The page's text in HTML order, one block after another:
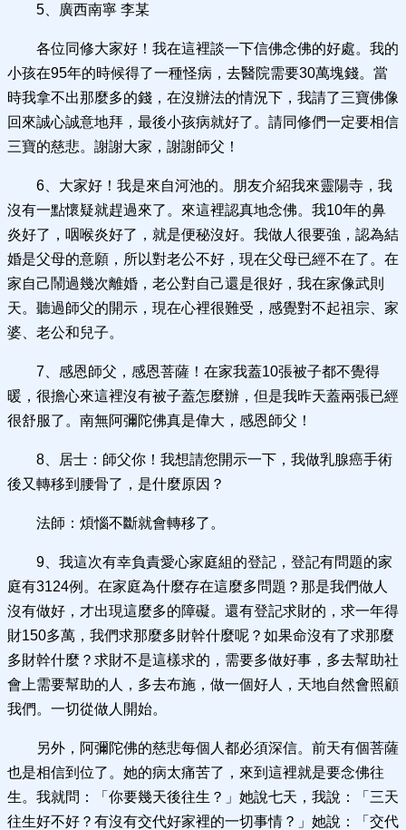
5、廣西南寧 李某
各位同修大家好！我在這裡談一下信佛念佛的好處。我的
小孩在95年的時候得了一種怪病，去醫院需要30萬塊錢。當
時我拿不出那麼多的錢，在沒辦法的情況下，我請了三寶佛像
回來誠心誠意地拜，最後小孩病就好了。請同修們一定要相信
三寶的慈悲。謝謝大家，謝謝師父！
6、大家好！我是來自河池的。朋友介紹我來靈陽寺，我
沒有一點懷疑就趕過來了。來這裡認真地念佛。我10年的鼻
炎好了，咽喉炎好了，就是便秘沒好。我做人很要強，認為結
婚是父母的意願，所以對老公不好，現在父母已經不在了。在
家自己鬧過幾次離婚，老公對自己還是很好，我在家像武則
天。聽過師父的開示，現在心裡很難受，感覺對不起祖宗、家
婆、老公和兒子。
7、感恩師父，感恩菩薩！在家我蓋10張被子都不覺得
暖，很擔心來這裡沒有被子蓋怎麼辦，但是我昨天蓋兩張已經
很舒服了。南無阿彌陀佛真是偉大，感恩師父！
8、居士：師父你！我想請您開示一下，我做乳腺癌手術
後又轉移到腰骨了，是什麼原因？
法師：煩惱不斷就會轉移了。
9、我這次有幸負責愛心家庭組的登記，登記有問題的家
庭有3124例。在家庭為什麼存在這麼多問題？那是我們做人
沒有做好，才出現這麼多的障礙。還有登記求財的，求一年得
財150多萬，我們求那麼多財幹什麼呢？如果命沒有了求那麼
多財幹什麼？求財不是這樣求的，需要多做好事，多去幫助社
會上需要幫助的人，多去布施，做一個好人，天地自然會照顧
我們。一切從做人開始。
另外，阿彌陀佛的慈悲每個人都必須深信。前天有個菩薩
也是相信到位了。她的病太痛苦了，來到這裡就是要念佛往
生。我就問：「你要幾天後往生？」她說七天，我說：「三天
往生好不好？有沒有交代好家裡的一切事情？」她說：「交代